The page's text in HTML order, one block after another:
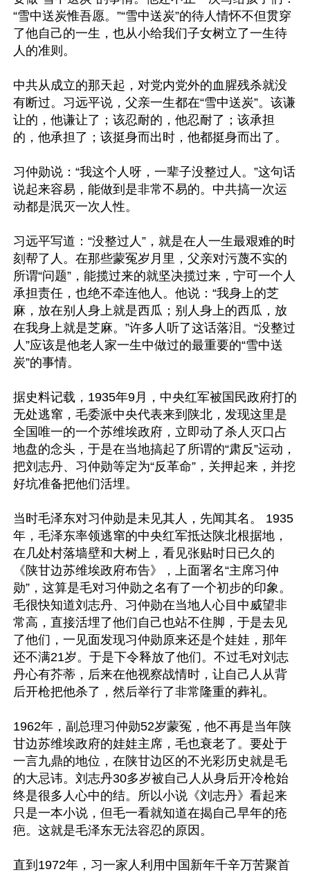
“雪中送炭惟吾愿。”“雪中送炭”的待人情怀不但贯穿
了他自己的一生，也从小给我们子女树立了一生待
人的准则。
中共从成立的那天起，对党内党外的血腥残杀就没
有断过。习远平说，父亲一生都在“雪中送炭”。该谦
让的，他谦让了；该忍耐的，他忍耐了；该承担
的，他承担了；该挺身而出时，他都挺身而出了。
习仲勋说：“我这个人呀，一辈子没整过人。”这句话
说起来容易，能做到是非常不易的。中共搞一次运
动都是泯灭一次人性。
习远平写道：“没整过人”，就是在人一生最艰难的时
刻帮了人。在那些蒙冤岁月里，父亲对污蔑不实的
所谓“问题”，能揽过来的就坚决揽过来，宁可一个人
承担责任，也绝不牵连他人。他说：“我身上的芝
麻，放在别人身上就是西瓜；别人身上的西瓜，放
在我身上就是芝麻。”许多人听了这话落泪。“没整过
人”应该是他老人家一生中做过的最重要的“雪中送
炭”的事情。
据史料记载，1935年9月，中央红军被国民政府打的
无处逃窜，毛委派中央代表来到陕北，发现这里是
全国唯一的一个苏维埃政府，立即动了杀人灭口占
地盘的念头，于是在当地搞起了所谓的“肃反”运动，
把刘志丹、习仲勋等定为“反革命”，关押起来，并挖
好坑准备把他们活埋。
当时毛泽东对习仲勋是未见其人，先闻其名。 1935
年，毛泽东率领逃窜的中央红军抵达陕北根据地，
在几处村落墙壁和大树上，看见张贴时日已久的
《陕甘边苏维埃政府布告》，上面署名“主席习仲
勋”，这算是毛对习仲勋之名有了一个初步的印象。
毛很快知道刘志丹、习仲勋在当地人心目中威望非
常高，直接活埋了他们自己也站不住脚，于是去见
了他们，一见面发现习仲勋原来还是个娃娃，那年
还不满21岁。于是下令释放了他们。不过毛对刘志
丹心有芥蒂，后来在他视察战情时，让自己人从背
后开枪把他杀了，然后举行了非常隆重的葬礼。
1962年，副总理习仲勋52岁蒙冤，他不再是当年陕
甘边苏维埃政府的娃娃主席，毛也衰老了。要处于
一言九鼎的地位，在陕甘边区的不光彩历史就是毛
的大忌讳。刘志丹30多岁被自己人从身后开冷枪始
终是很多人心中的结。所以小说《刘志丹》看起来
只是一本小说，但毛一看就知道在揭自己早年的疮
疤。这就是毛泽东无法容忍的原因。
直到1972年，习一家人利用中国新年千辛万苦聚首